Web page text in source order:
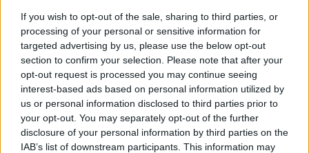
If you wish to opt-out of the sale, sharing to third parties, or
processing of your personal or sensitive information for
targeted advertising by us, please use the below opt-out
section to confirm your selection. Please note that after your
opt-out request is processed you may continue seeing
interest-based ads based on personal information utilized by
us or personal information disclosed to third parties prior to
your opt-out. You may separately opt-out of the further
disclosure of your personal information by third parties on the
IAB’s list of downstream participants. This information may